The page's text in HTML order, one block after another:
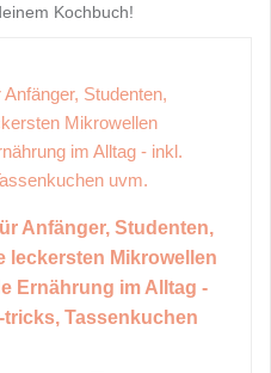
Kochbuch!
Anfänger, Studenten,
leckersten Mikrowellen
Ernährung im Alltag -
Tassenkuchen